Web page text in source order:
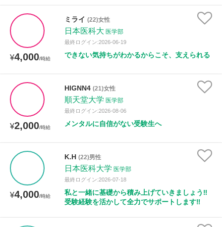
¥4,000/時給
ミライ (22)女性
日本医科大 医学部
最終ログイン:2026-06-19
できない気持ちがわかるからこそ、支えられる
¥2,000/時給
HlGNN4 (21)女性
順天堂大学 医学部
最終ログイン:2026-08-06
メンタルに自信がない受験生へ
¥4,000/時給
K.H (22)男性
日本医科大学 医学部
最終ログイン:2026-07-18
私と一緒に基礎から積み上げていきましょう‼️
受験経験を活かして全力でサポートします‼️